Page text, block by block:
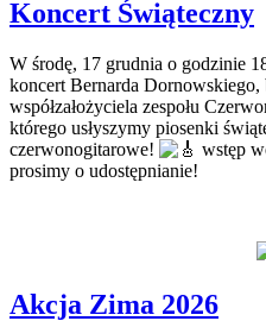
Koncert Świąteczny
W środę, 17 grudnia o godzinie
koncert Bernarda Dornowskiego,
współzałożyciela zespołu
którego usłyszymy piosenki
czerwonogitarowe!
wstęp
prosimy o udostępnianie!
Akcja Zima 2026